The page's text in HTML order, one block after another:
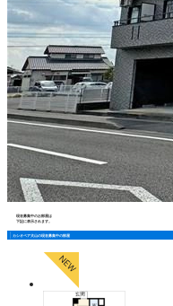
現在募集中のお部屋は
下記に表示されます。
カシオペア犬山の現在募集中の部屋